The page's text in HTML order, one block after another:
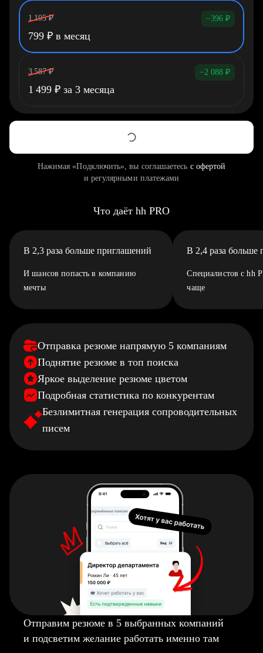
1 195 ₽ −396 ₽
799 ₽ в месяц
3 587 ₽ −2 088 ₽
1 499 ₽ за 3 месяца
Нажимая «Подключить», вы соглашаетесь с офертой
и регулярными платежами
Что даёт hh PRO
В 2,3 раза больше приглашений
И шансов попасть в компанию
мечты
В 2,4 раза больше
Специалистов с hh
чаще
Отправка резюме напрямую 5 компаниям
Поднятие резюме в топ поиска
Яркое выделение резюме цветом
Подробная статистика по конкурентам
Безлимитная генерация сопроводительных
писем
Отправим резюме в 5 выбранных компаний
и подсветим желание работать именно там